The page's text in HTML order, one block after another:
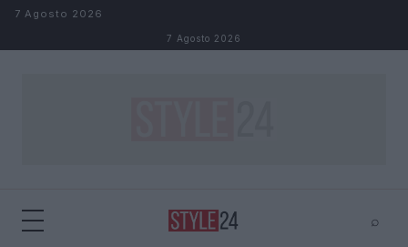
Salta al contenuto
7 Agosto 2026
7 Agosto 2026
⌕